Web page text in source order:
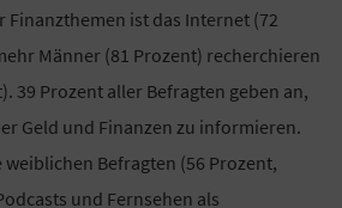
ist das Internet (72
Männer (81 Prozent) recherchieren
39 Prozent aller Befragten geben an,
Geld und Finanzen zu informieren.
Befragten (56 Prozent,
und Fernsehen als